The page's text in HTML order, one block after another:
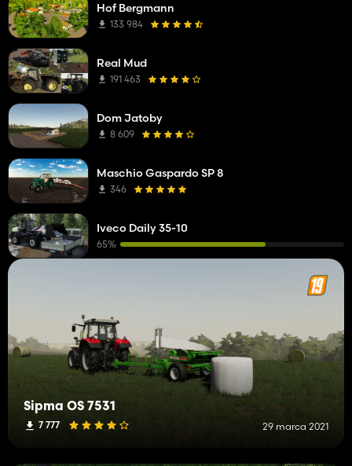
Sipma OS 7531
7 777 29 marca 2021
Hof Bergmann
133 984
Real Mud
191 463
Dom Jatoby
8 609
Maschio Gaspardo SP 8
346
Iveco Daily 35-10
65%